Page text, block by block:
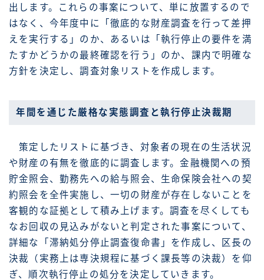
出します。これらの事案について、単に放置するので
はなく、今年度中に「徹底的な財産調査を行って差押
えを実行する」のか、あるいは「執行停止の要件を満
たすかどうかの最終確認を行う」のか、課内で明確な
方針を決定し、調査対象リストを作成します。
年間を通じた厳格な実態調査と執行停止決裁期
策定したリストに基づき、対象者の現在の生活状況
や財産の有無を徹底的に調査します。金融機関への預
貯金照会、勤務先への給与照会、生命保険会社への契
約照会を全件実施し、一切の財産が存在しないことを
客観的な証拠として積み上げます。調査を尽くしても
なお回収の見込みがないと判定された事案について、
詳細な「滞納処分停止調査復命書」を作成し、区長の
決裁（実務上は専決規程に基づく課長等の決裁）を仰
ぎ、順次執行停止の処分を決定していきます。